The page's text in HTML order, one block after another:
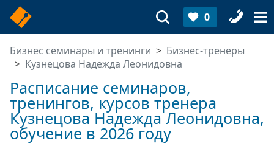
0
Бизнес семинары и тренинги
Бизнес-тренеры
Кузнецова Надежда Леонидовна
Расписание семинаров,
тренингов, курсов тренера
Кузнецова Надежда Леонидовна,
обучение в 2026 году